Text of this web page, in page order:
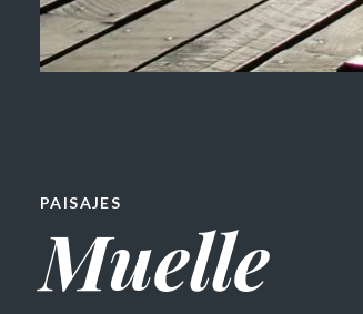
PAISAJES
Muelle